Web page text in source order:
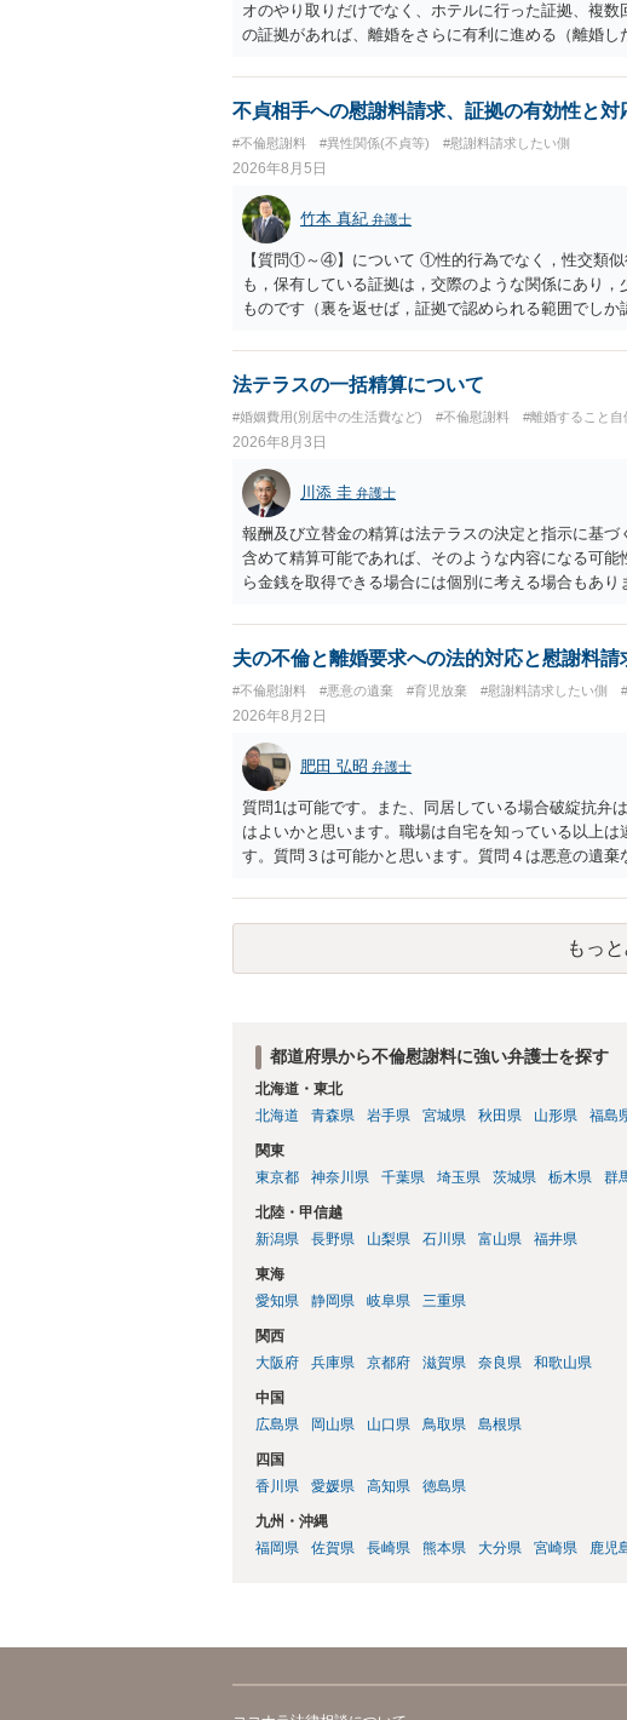
オのやり取りだけでなく、ホテルに行った証拠、複
の証拠があれば、離婚をさらに有利に進める（離婚
がありますので、ご注意ください。 以上、ご参考ま
不貞相手への慰謝料請求、証拠の有効性と対
#不倫慰謝料 #異性関係(不貞等) #慰謝料請求したい側
2026年8月5日
竹本 真紀 弁護士
【質問①～④】について ①性的行為でなく，性交類
も，保有している証拠は，交際のような関係にあり
ものです（裏を返せば，証拠で認められる範囲でし
して，この点を考慮されることになるかもしれませ
を検討するのがよいと思います。今ある証拠以上の
とが前提であり，その価値と夫との関係との均衡の
れば，どのような内容の委任なのか不明ですが，そ
訴訟にするか，その点の見極めや，相手方は性交類
かによって，考え方・進め方は変わってくると思い
払を拒否するのであれば，本人（行政書士でも同じ
に思います。減額で折り合えるなら本人様の交渉で
ば，訴訟に進むしかなくなるようにも思います。そ
法テラスの一括精算について
#婚姻費用(別居中の生活費など) #不倫慰謝料 #離婚すること自
2026年8月3日
川添 圭 弁護士
報酬及び立替金の精算は法テラスの決定と指示に基
含めて精算可能であれば、そのような内容になる可
ら金銭を取得できる場合には個別に考える場合もあ
夫の不倫と離婚要求への法的対応と慰謝料請
#不倫慰謝料 #悪意の遺棄 #育児放棄 #慰謝料請求したい側
2026年8月2日
肥田 弘昭 弁護士
質問1は可能です。また、同居している場合破綻抗弁
はよいかと思います。職場は自宅を知っている以上
す。質問３は可能かと思います。質問４は悪意の遺
い、相続権が発生します。合意があれば法的に可能
能です。質問７は不貞行為の写真データ（ハメ撮り
のであれば十分かと思います。ご参考にしてください
もっ
都道府県から不倫慰謝料に強い弁護士を探す
北海道・東北
北海道
青森県 岩手県 宮城県 秋田県 山形県 福島
関東
東京都
神奈川県 千葉県 埼玉県 茨城県 栃木県 群
北陸・甲信越
新潟県
長野県 山梨県 石川県 富山県 福井県
東海
愛知県
静岡県 岐阜県 三重県
関西
大阪府
兵庫県 京都府 滋賀県 奈良県 和歌山県
中国
広島県
岡山県 山口県 鳥取県 島根県
四国
香川県
愛媛県 高知県 徳島県
九州・沖縄
福岡県
佐賀県 長崎県 熊本県 大分県 宮崎県 鹿児